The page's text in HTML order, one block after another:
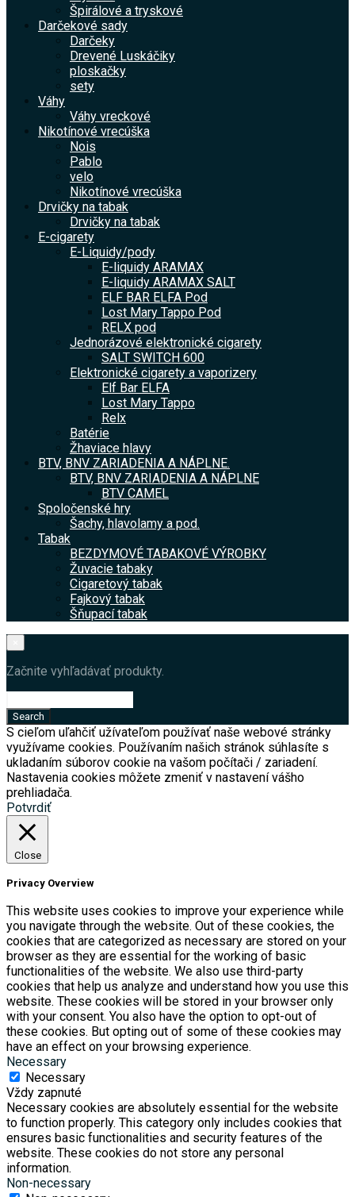
Špirálové a tryskové
Darčekové sady
Darčeky
Drevené Luskáčiky
ploskačky
sety
Váhy
Váhy vreckové
Nikotínové vrecúška
Nois
Pablo
velo
Nikotínové vrecúška
Drvičky na tabak
Drvičky na tabak
E-cigarety
E-Liquidy/pody
E-liquidy ARAMAX
E-liquidy ARAMAX SALT
ELF BAR ELFA Pod
Lost Mary Tappo Pod
RELX pod
Jednorázové elektronické cigarety
SALT SWITCH 600
Elektronické cigarety a vaporizery
Elf Bar ELFA
Lost Mary Tappo
Relx
Batérie
Žhaviace hlavy
BTV, BNV ZARIADENIA A NÁPLNE.
BTV, BNV ZARIADENIA A NÁPLNE
BTV CAMEL
Spoločenské hry
Šachy, hlavolamy a pod.
Tabak
BEZDYMOVÉ TABAKOVÉ VÝROBKY
Žuvacie tabaky
Cigaretový tabak
Fajkový tabak
Šňupací tabak
Začnite vyhľadávať produkty.
S cieľom uľahčiť užívateľom používať naše webové stránky
využívame cookies. Používaním našich stránok súhlasíte s
ukladaním súborov cookie na vašom počítači / zariadení.
Nastavenia cookies môžete zmeniť v nastavení vášho
prehliadača.
Potvrdiť
Close
Privacy Overview
This website uses cookies to improve your experience while
you navigate through the website. Out of these cookies, the
cookies that are categorized as necessary are stored on your
browser as they are essential for the working of basic
functionalities of the website. We also use third-party
cookies that help us analyze and understand how you use this
website. These cookies will be stored in your browser only
with your consent. You also have the option to opt-out of
these cookies. But opting out of some of these cookies may
have an effect on your browsing experience.
Necessary
Necessary
Vždy zapnuté
Necessary cookies are absolutely essential for the website
to function properly. This category only includes cookies that
ensures basic functionalities and security features of the
website. These cookies do not store any personal
information.
Non-necessary